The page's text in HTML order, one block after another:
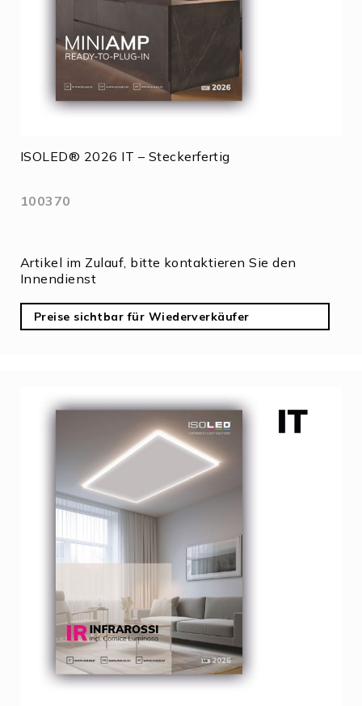
ISOLED® 2026 IT – Steckerfertig
100370
Artikel im Zulauf, bitte kontaktieren Sie den
Innendienst
Preise sichtbar für Wiederverkäufer